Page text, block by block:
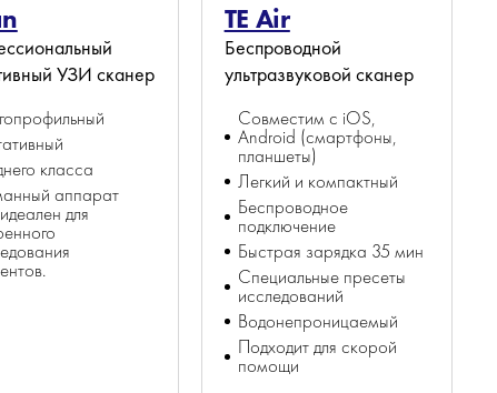
УЗИ сканер
класса
аппарат
для
TE Air
Беспроводной
ультразвуковой сканер
Совместим с iOS,
Android (смартфоны,
планшеты)
Легкий и компактный
Беспроводное
подключение
Быстрая зарядка 35 мин
Специальные пресеты
исследований
Водонепроницаемый
Подходит для скорой
помощи